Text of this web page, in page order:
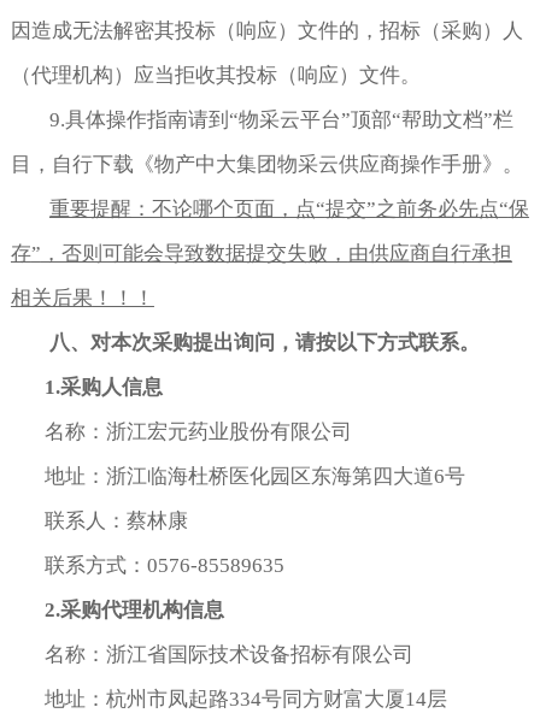
因造成无法解密其投标（响应）文件的，招标（采购）人
（代理机构）应当拒收其投标（响应）文件。
9.具体操作指南请到“物采云平台”顶部“帮助文档”栏
目，自行下载《物产中大集团物采云供应商操作手册》。
重要提醒：不论哪个页面，点“提交”之前务必先点“保
存” ，否则可能会导致数据提交失败， 由供应商自行承担
相关后果 ！！！
八、对本次采购提出询问，请按以下方式联系。
1.采购人信息
名称：浙江宏元药业股份有限公司
地址：浙江临海杜桥医化园区东海第四大道6号
联系人：蔡林康
联系方式：0576-85589635
2.采购代理机构信息
名称：浙江省国际技术设备招标有限公司
地址：杭州市凤起路334号同方财富大厦14层